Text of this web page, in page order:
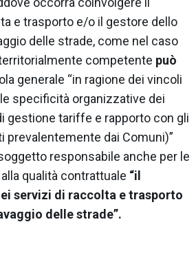
e trasporto e/o il gestore dello
delle strade, come nel caso
competente può
generale “in ragione dei vincoli
specificità organizzative dei
gestione tariffe e rapporto con gli
prevalentemente dai Comuni)”
responsabile anche per le
qualità contrattuale “il
servizi di raccolta e trasporto
delle strade”.